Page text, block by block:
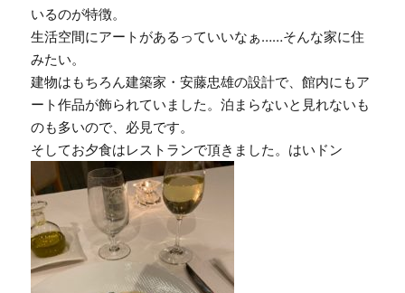
いるのが特徴。
生活空間にアートがあるっていいなぁ……そんな家に住
みたい。
建物はもちろん建築家・安藤忠雄の設計で、館内にもア
ート作品が飾られていました。泊まらないと見れないも
のも多いので、必見です。
そしてお夕食はレストランで頂きました。はいドン